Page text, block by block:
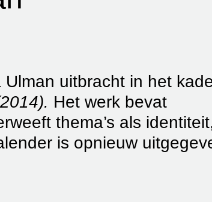
uitbracht in het
Het werk bevat
thema’s als
is opnieuw